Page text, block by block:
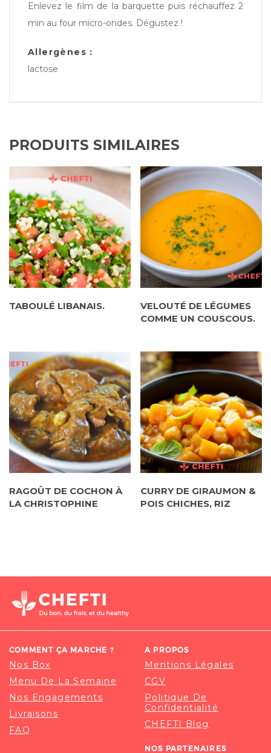
Enlevez le film de la barquette puis réchauffez 2
min au four micro-ondes. Dégustez !
Allergènes :
lactose
PRODUITS SIMILAIRES
TABOULÉ LIBANAIS.
VELOUTÉ DE LÉGUMES
COMME UN COUSCOUS.
RAGOÛT DE COCHON À
LA CHRISTOPHINE
CURRY DE GIRAUMON &
POIS CHICHES, RIZ
COMMENT ÇA MARCHE ?
Nos Box
Menu De La Semaine
Nos Engagements
Livraisons
FAQ
A PROPOS
Mentions Légales
CGV
Politique De
Confidentialité
CHEFTI Blog
NOS PARTENAIRES